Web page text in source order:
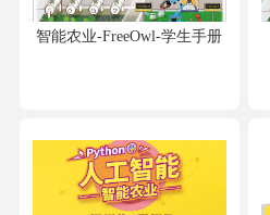
智能农业-FreeOwl-学生手册